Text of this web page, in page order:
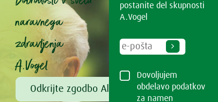
naravnega
zdravljenja
A.Vogel
Odkrijte zgodbo Alfreda Vogla
postanite del skupnosti
A.Vogel
Dovoljujem
obdelavo podatkov
za namen